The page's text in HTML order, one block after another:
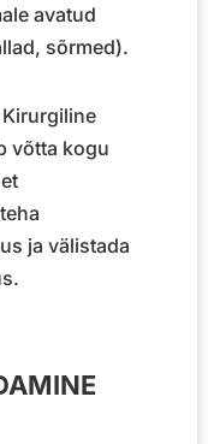
avatud
sõrmed).
Kirurgiline
võtta kogu
ja välistada